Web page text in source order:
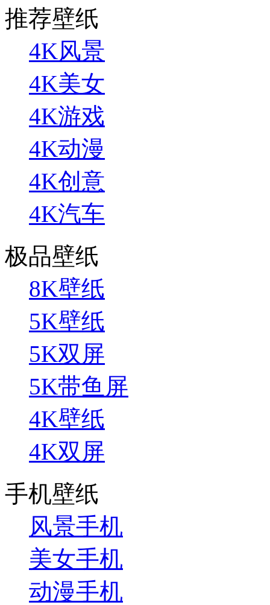
推荐壁纸
4K风景
4K美女
4K游戏
4K动漫
4K创意
4K汽车
极品壁纸
8K壁纸
5K壁纸
5K双屏
5K带鱼屏
4K壁纸
4K双屏
手机壁纸
风景手机
美女手机
动漫手机